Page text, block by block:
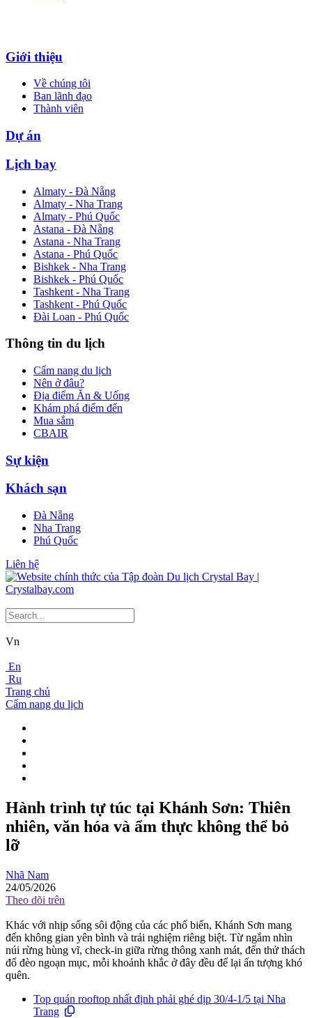
Giới thiệu
Về chúng tôi
Ban lãnh đạo
Thành viên
Dự án
Lịch bay
Almaty - Đà Nẵng
Almaty - Nha Trang
Almaty - Phú Quốc
Astana - Đà Nẵng
Astana - Nha Trang
Astana - Phú Quốc
Bishkek - Nha Trang
Bishkek - Phú Quốc
Tashkent - Nha Trang
Tashkent - Phú Quốc
Đài Loan - Phú Quốc
Thông tin du lịch
Cẩm nang du lịch
Nên ở đâu?
Địa điểm Ăn & Uống
Khám phá điểm đến
Mua sắm
CBAIR
Sự kiện
Khách sạn
Đà Nẵng
Nha Trang
Phú Quốc
Liên hệ
Vn
En
Ru
Trang chủ
Cẩm nang du lịch
Hành trình tự túc tại Khánh Sơn: Thiên
nhiên, văn hóa và ẩm thực không thể bỏ
lỡ
Nhã Nam
24/05/2026
Theo dõi trên
Khác với nhịp sống sôi động của các phố biển, Khánh Sơn mang
đến không gian yên bình và trải nghiệm riêng biệt. Từ ngắm nhìn
núi rừng hùng vĩ, check-in giữa rừng thông xanh mát, đến thử thách
đổ đèo ngoạn mục, mỗi khoảnh khắc ở đây đều để lại ấn tượng khó
quên.
Top quán rooftop nhất định phải ghé dịp 30/4-1/5 tại Nha
Trang